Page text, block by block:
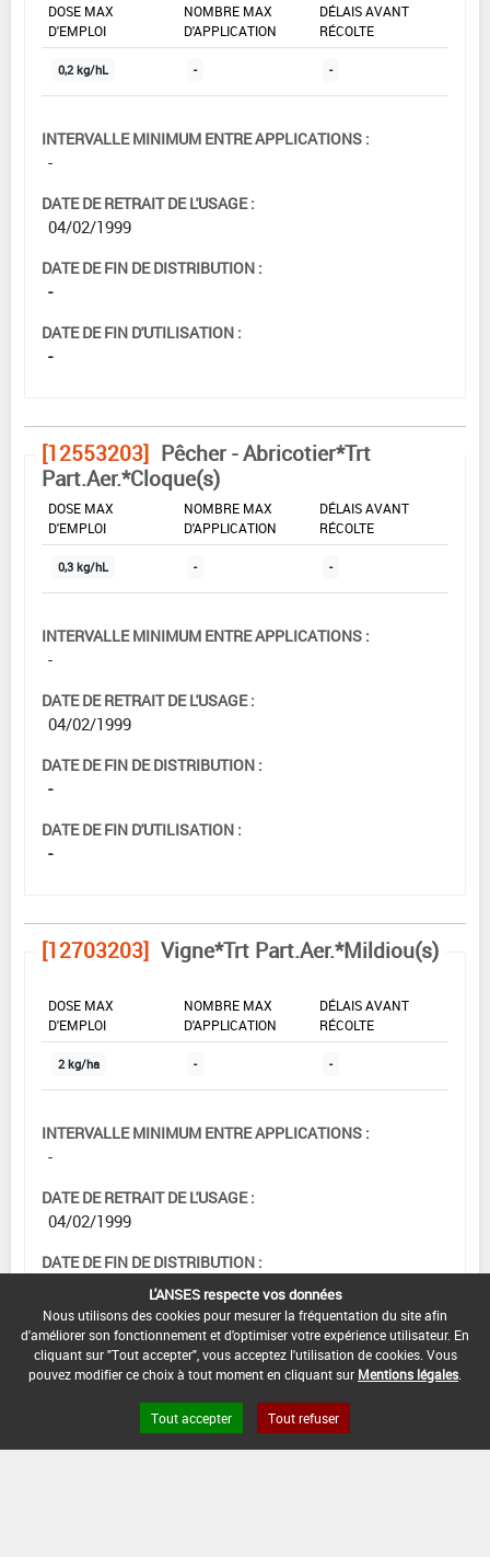
DOSE MAX
D'EMPLOI
NOMBRE MAX
D'APPLICATION
DÉLAIS AVANT
RÉCOLTE
0,2 kg/hL - -
INTERVALLE MINIMUM ENTRE APPLICATIONS :
-
DATE DE RETRAIT DE L'USAGE :
04/02/1999
DATE DE FIN DE DISTRIBUTION :
-
DATE DE FIN D'UTILISATION :
-
[12553203] Pêcher - Abricotier*Trt
Part.Aer.*Cloque(s)
DOSE MAX
D'EMPLOI
NOMBRE MAX
D'APPLICATION
DÉLAIS AVANT
RÉCOLTE
0,3 kg/hL - -
INTERVALLE MINIMUM ENTRE APPLICATIONS :
-
DATE DE RETRAIT DE L'USAGE :
04/02/1999
DATE DE FIN DE DISTRIBUTION :
-
DATE DE FIN D'UTILISATION :
-
[12703203] Vigne*Trt Part.Aer.*Mildiou(s)
DOSE MAX
D'EMPLOI
NOMBRE MAX
D'APPLICATION
DÉLAIS AVANT
RÉCOLTE
2 kg/ha - -
INTERVALLE MINIMUM ENTRE APPLICATIONS :
-
DATE DE RETRAIT DE L'USAGE :
04/02/1999
DATE DE FIN DE DISTRIBUTION :
DATE DE FIN D'UTILISATION :
-
L'ANSES respecte vos données
Nous utilisons des cookies pour mesurer la fréquentation du site afin
d'améliorer son fonctionnement et d'optimiser votre expérience utilisateur. En
cliquant sur "Tout accepter", vous acceptez l'utilisation de cookies. Vous
pouvez modifier ce choix à tout moment en cliquant sur Mentions légales
Tout accepter Tout refuser